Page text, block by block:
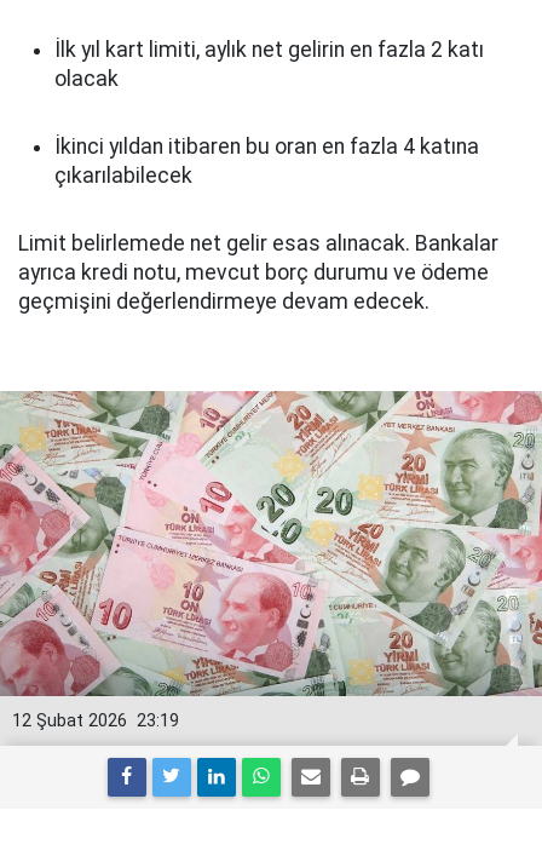
İlk yıl kart limiti, aylık net gelirin en fazla 2 katı
olacak
İkinci yıldan itibaren bu oran en fazla 4 katına
çıkarılabilecek
Limit belirlemede net gelir esas alınacak. Bankalar
ayrıca kredi notu, mevcut borç durumu ve ödeme
geçmişini değerlendirmeye devam edecek.
23:19
12 Şubat 2026